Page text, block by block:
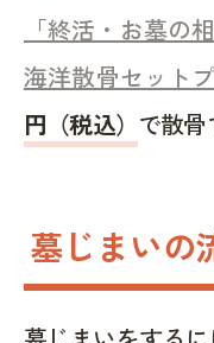
「終活・お墓の
海洋散骨セット
円（税込） で散骨
墓じまいの